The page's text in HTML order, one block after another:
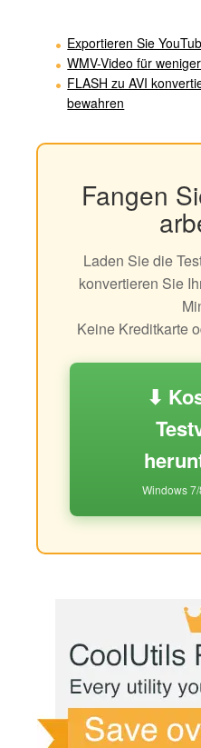
Exportieren Sie
WMV-Video für
FLASH zu AVI
bewahren
Fangen
Laden Sie die
konvertieren Sie
Keine Kreditkarte
⬇
Windows